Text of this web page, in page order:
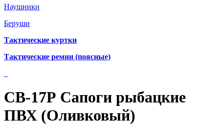
Наушники
Беруши
Тактические куртки
Тактические ремни (поясные)
СВ-17Р Сапоги рыбацкие
ПВХ (Оливковый)